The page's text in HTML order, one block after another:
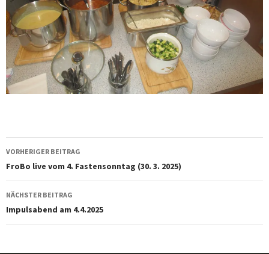
Beitragsnavigation
VORHERIGER BEITRAG
FroBo live vom 4. Fastensonntag (30. 3. 2025)
NÄCHSTER BEITRAG
Impulsabend am 4.4.2025